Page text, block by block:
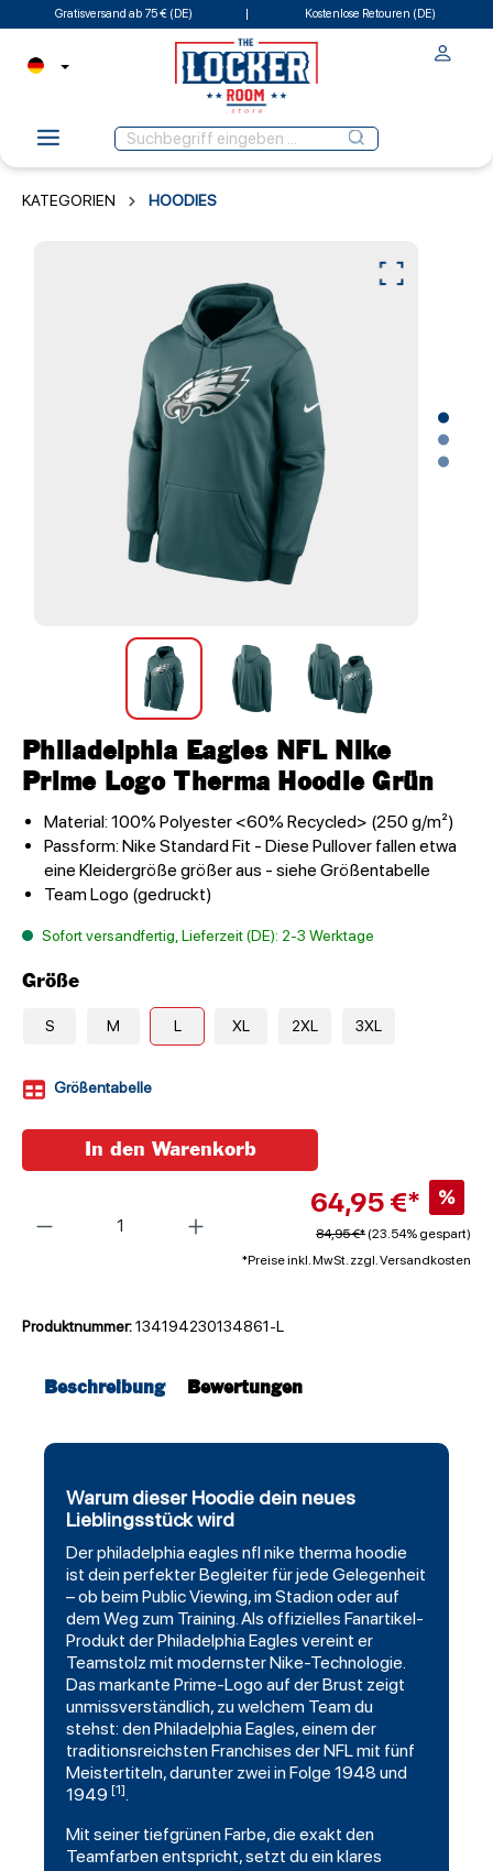
Gratisversand ab 75 € (DE) Kostenlose Retouren (DE)
KATEGORIEN HOODIES
Philadelphia Eagles NFL Nike
Prime Logo Therma Hoodie Grün
Material: 100% Polyester <60% Recycled> (250 g/m²)
Passform: Nike Standard Fit - Diese Pullover fallen etwa
eine Kleidergröße größer aus - siehe Größentabelle
Team Logo (gedruckt)
Sofort versandfertig, Lieferzeit (DE): 2-3 Werktage
Größe
S M L XL 2XL 3XL
Größentabelle
64,95 €* %
84,95 €* (23.54% gespart)
*Preise inkl. MwSt. zzgl. Versandkosten
In den Warenkorb
Produktnummer:134194230134861-L
Beschreibung Bewertungen
Warum dieser Hoodie dein neues
Lieblingsstück wird
Derphiladelphia eagles nfl nike thermahoodie
ist dein perfekter Begleiter für jede Gelegenheit
– ob beim Public Viewing, im Stadion oder auf
dem Weg zum Training. Als offizielles Fanartikel-
Produkt der Philadelphia Eagles vereint er
Teamstolz mit modernster Nike-Technologie.
Das markante Prime-Logo auf der Brust zeigt
unmissverständlich, zu welchem Team du
stehst: den Philadelphia Eagles, einem der
traditionsreichsten Franchises der NFL mit fünf
Meistertiteln, darunter zwei in Folge 1948 und
1949 [1].
Mit seiner tiefgrünen Farbe, die exakt den
Teamfarben entspricht, setzt du ein klares